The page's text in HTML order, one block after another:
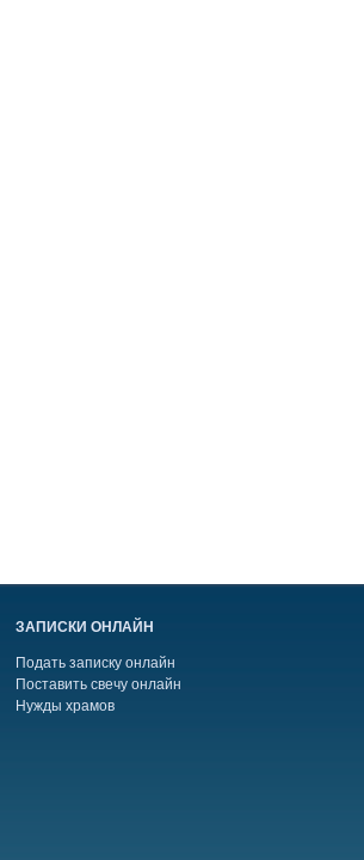
ЗАПИСКИ ОНЛАЙН
Подать записку онлайн
Поставить свечу онлайн
Нужды храмов